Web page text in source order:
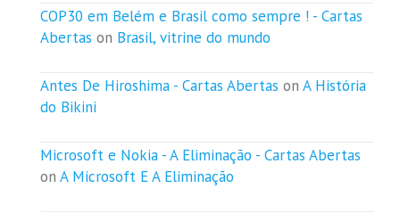
COP30 em Belém e Brasil como sempre ! - Cartas
Abertas on Brasil, vitrine do mundo
Antes De Hiroshima - Cartas Abertas on A História
do Bikini
Microsoft e Nokia - A Eliminação - Cartas Abertas
on A Microsoft E A Eliminação